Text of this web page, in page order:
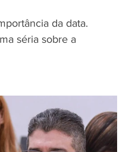
da data.
séria sobre a